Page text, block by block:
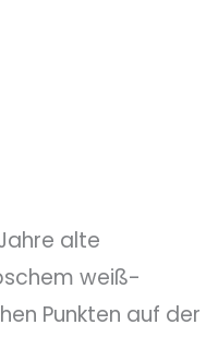
alte
weiß-
Punkten auf der